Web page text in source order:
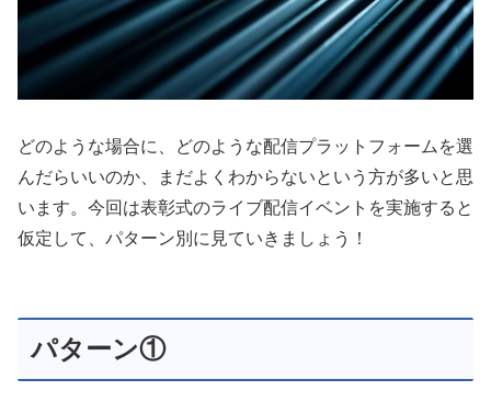
どのような場合に、どのような配信プラットフォームを選
んだらいいのか、まだよくわからないという方が多いと思
います。今回は表彰式のライブ配信イベントを実施すると
仮定して、パターン別に見ていきましょう！
パターン①